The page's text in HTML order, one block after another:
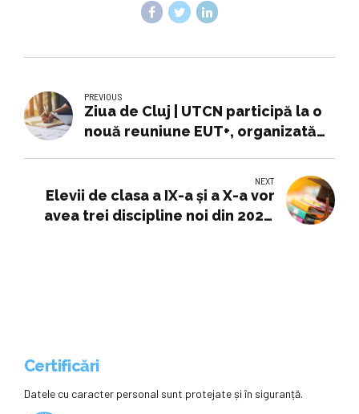
PREVIOUS
Ziua de Cluj | UTCN participă la o
nouă reuniune EUT+, organizată
NEXT
Elevii de clasa a IX-a și a X-a vor
avea trei discipline noi din 2027.
Certificări
Datele cu caracter personal sunt protejate și în siguranță.